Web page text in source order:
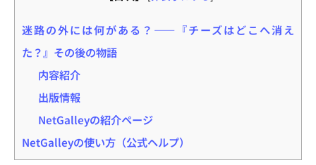
迷路の外には何がある？――『チーズはどこへ消え
た？』その後の物語
内容紹介
出版情報
NetGalleyの紹介ページ
NetGalleyの使い方（公式ヘルプ）